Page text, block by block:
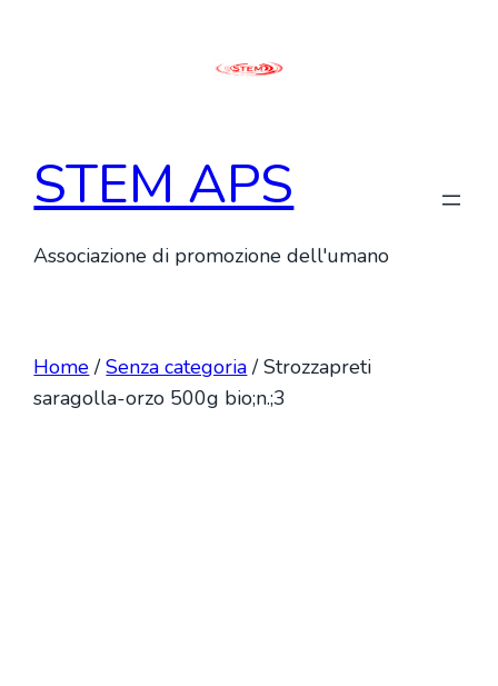
STEM APS
Associazione di promozione dell'umano
Home/Senza categoria/ Strozzapreti
saragolla-orzo 500g bio;n.;3